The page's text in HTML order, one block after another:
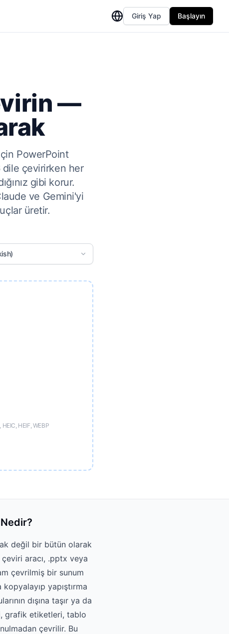
Giriş Yap Başlayın
—
PowerPoint
dile çevirirken her
gibi korur.
ve Gemini'yi
üretir.
HEIF, WEBP
değil bir bütün olarak
aracı, .pptx veya
çevrilmiş bir sunum
yapıştırma
dışına taşır ya da
grafik etiketleri, tablo
çevrilir. Bu